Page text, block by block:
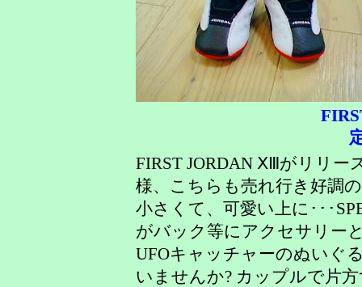
FIRST JORDAN ⅩⅢがリリー
様、こちらも売れ行き好調
小さくて、可愛い上に･･･
がバック等にアクセサリー
UFOキャッチャーのぬいぐ
いませんか? カップルで片